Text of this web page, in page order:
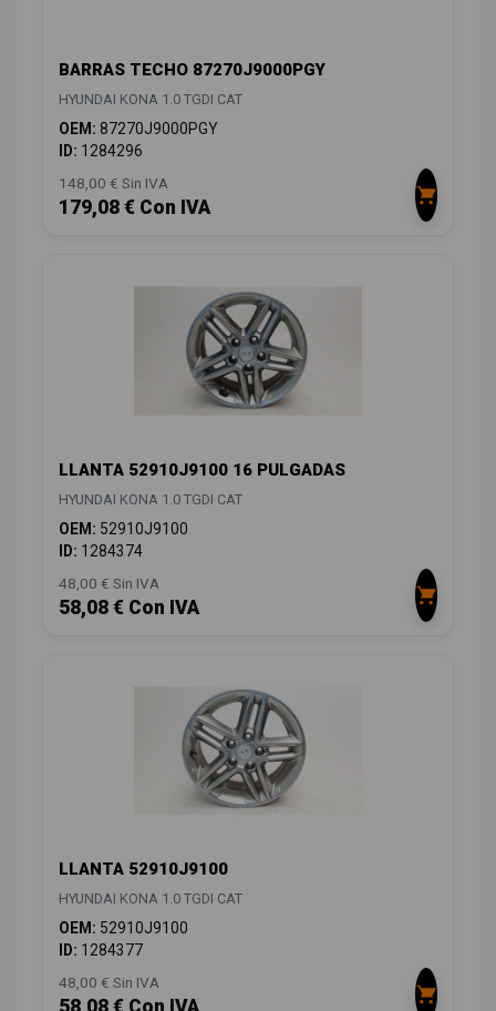
BARRAS TECHO 87270J9000PGY
HYUNDAI KONA 1.0 TGDI CAT
OEM: 87270J9000PGY
ID: 1284296
148,00 € Sin IVA
179,08 € Con IVA
LLANTA 52910J9100 16 PULGADAS
HYUNDAI KONA 1.0 TGDI CAT
OEM: 52910J9100
ID: 1284374
48,00 € Sin IVA
58,08 € Con IVA
LLANTA 52910J9100
HYUNDAI KONA 1.0 TGDI CAT
OEM: 52910J9100
ID: 1284377
48,00 € Sin IVA